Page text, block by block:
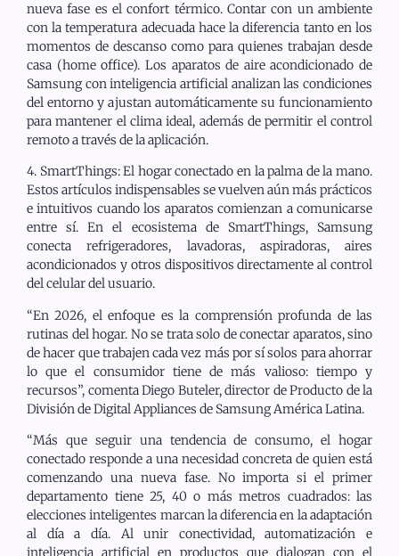
nueva fase es el confort térmico. Contar con un ambiente
con la temperatura adecuada hace la diferencia tanto en los
momentos de descanso como para quienes trabajan desde
casa (home office). Los aparatos de aire acondicionado de
Samsung con inteligencia artificial analizan las condiciones
del entorno y ajustan automáticamente su funcionamiento
para mantener el clima ideal, además de permitir el control
remoto a través de la aplicación.
4. SmartThings: El hogar conectado en la palma de la mano.
Estos artículos indispensables se vuelven aún más prácticos
e intuitivos cuando los aparatos comienzan a comunicarse
entre sí. En el ecosistema de SmartThings, Samsung
conecta refrigeradores, lavadoras, aspiradoras, aires
acondicionados y otros dispositivos directamente al control
del celular del usuario.
“En 2026, el enfoque es la comprensión profunda de las
rutinas del hogar. No se trata solo de conectar aparatos, sino
de hacer que trabajen cada vez más por sí solos para ahorrar
lo que el consumidor tiene de más valioso: tiempo y
recursos”, comenta Diego Buteler, director de Producto de la
División de Digital Appliances de Samsung América Latina.
“Más que seguir una tendencia de consumo, el hogar
conectado responde a una necesidad concreta de quien está
comenzando una nueva fase. No importa si el primer
departamento tiene 25, 40 o más metros cuadrados: las
elecciones inteligentes marcan la diferencia en la adaptación
al día a día. Al unir conectividad, automatización e
inteligencia artificial en productos que dialogan con el